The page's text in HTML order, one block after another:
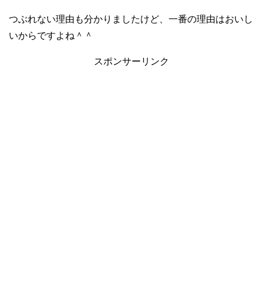
つぶれない理由も分かりましたけど、一番の理由はおいし
いからですよね＾＾
スポンサーリンク